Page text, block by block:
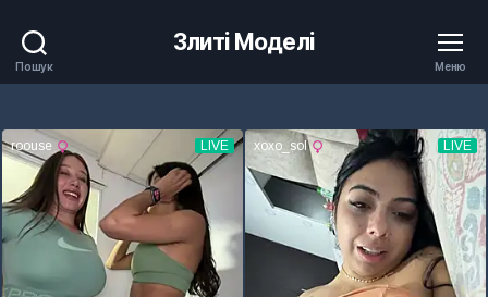
Пошук
Злиті Моделі
Меню